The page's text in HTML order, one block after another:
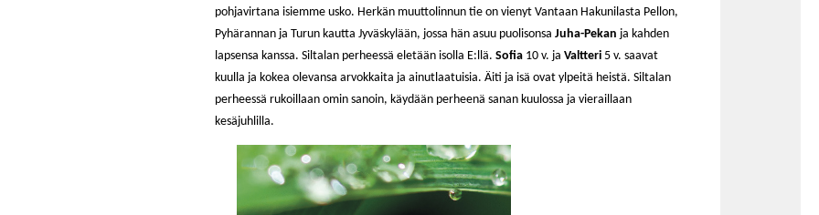
pohjavirtana isiemme usko. Herkän muuttolinnun tie on vienyt Vantaan Hakunilasta Pellon,
Pyhärannan ja Turun kautta Jyväskylään, jossa hän asuu puolisonsa Juha-Pekan ja kahden
lapsensa kanssa. Siltalan perheessä eletään isolla E:llä. Sofia10 v. ja Valtteri5 v. saavat
kuulla ja kokea olevansa arvokkaita ja ainutlaatuisia. Äiti ja isä ovat ylpeitä heistä. Siltalan
perheessä rukoillaan omin sanoin, käydään perheenä sanan kuulossa ja vieraillaan
kesäjuhlilla.